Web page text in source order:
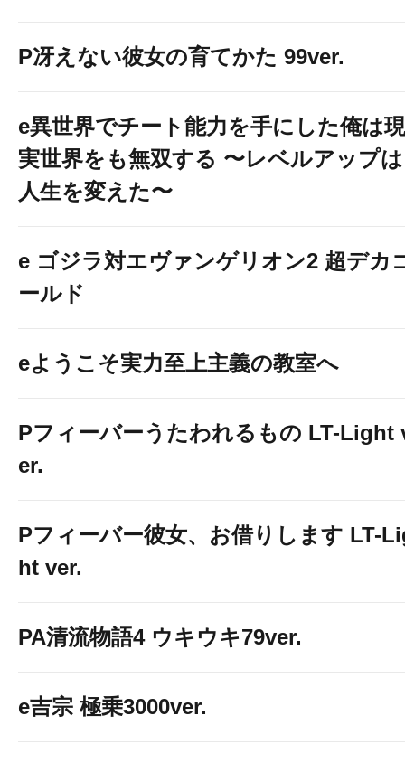
P冴えない彼女の育てかた 99ver.
e異世界でチート能力を手にした俺は現
実世界をも無双する 〜レベルアップは
人生を変えた〜
e ゴジラ対エヴァンゲリオン2 超デカ
ールド
eようこそ実力至上主義の教室へ
Pフィーバーうたわれるもの LT-Light
er.
Pフィーバー彼女、お借りします LT-
ht ver.
PA清流物語4 ウキウキ79ver.
e吉宗 極乗3000ver.